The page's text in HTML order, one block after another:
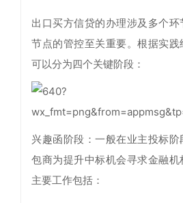
出口买方信贷的办理涉及多个
节点的管控至关重要。根据实
可以分为四个关键阶段：
兴趣函阶段：一般在业主投标
包商为提升中标机会寻求金融
主要工作包括：